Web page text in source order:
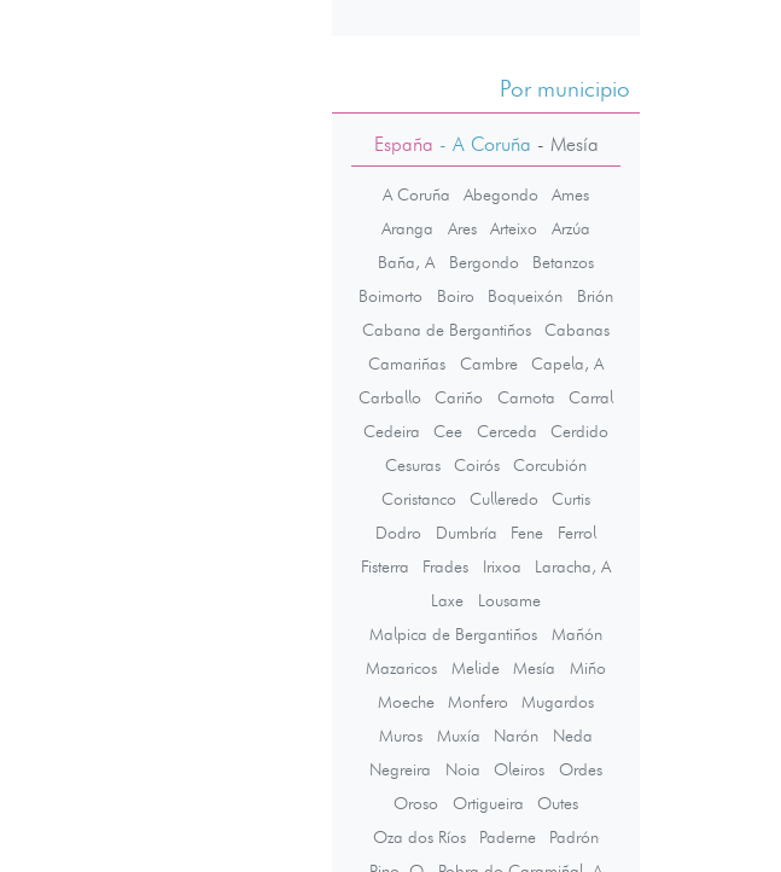
Por municipio
España - A Coruña - Mesía
A Coruña Abegondo
Ames
Aranga
Ares Arteixo
Arzúa
Baña, A
Bergondo
Betanzos
Boimorto
Boiro Boqueixón
Brión
Cabana de Bergantiños
Cabanas
Camariñas
Cambre
Capela, A
Carballo
Cariño Carnota
Carral
Cedeira
Cee Cerceda
Cerdido
Cesuras
Coirós
Corcubión
Coristanco
Culleredo
Curtis
Dodro
Dumbría Fene
Ferrol
Fisterra
Frades Irixoa
Laracha, A
Laxe
Lousame
Malpica de Bergantiños
Mañón
Mazaricos
Melide Mesía
Miño
Moeche
Monfero
Mugardos
Muros
Muxía Narón
Neda
Negreira
Noia Oleiros
Ordes
Oroso
Ortigueira
Outes
Oza dos Ríos
Paderne
Padrón